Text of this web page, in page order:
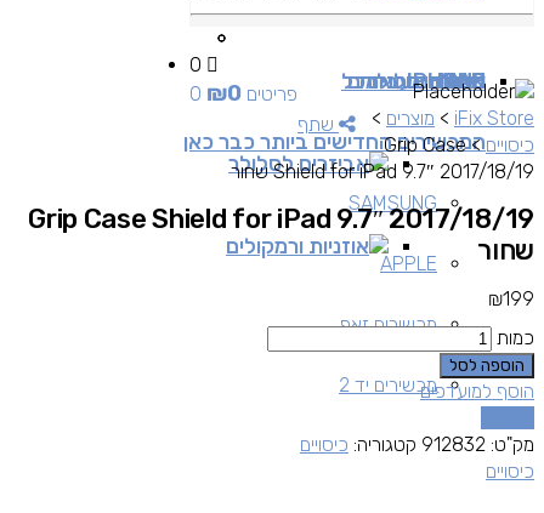
0
0 פריטים
₪0 IPHONE
IPAD
MAC
אביזרים
אביזרים לסלולר
אוזניות ורמקולים
מכשירי סלולרכל
המכשירים החדישים ביותר כבר כאן
SAMSUNG
APPLE
מכשירים זאפ
מכשירים יד 2
שירותי מעבדה
כבלים ומתאמים
שתף iFix Store
> מוצרים >
כיסויים>
Grip Case
Shield for iPad 9.7″ 2017/18/19 שחור
Grip Case Shield for iPad 9.7″ 2017/18/19
שחור
₪199
כמות
הוספה לסל
הוסף למועדפים
מק"ט: 912832 קטגוריה: כיסויים
כיסויים